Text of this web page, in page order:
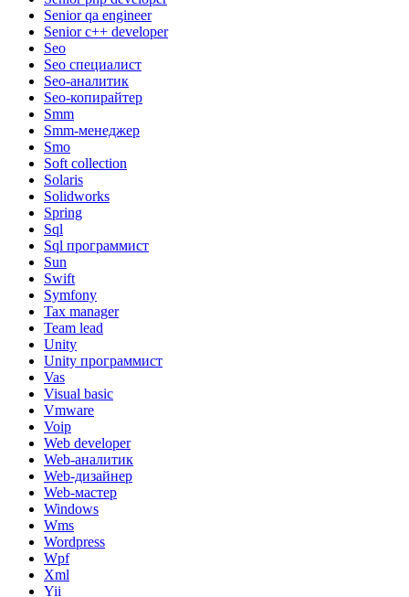
Senior qa engineer
Senior с++ developer
Seo
Seo специалист
Seo-аналитик
Seo-копирайтер
Smm
Smm-менеджер
Smo
Soft collection
Solaris
Solidworks
Spring
Sql
Sql программист
Sun
Swift
Symfony
Tax manager
Team lead
Unity
Unity программист
Vas
Visual basic
Vmware
Voip
Web developer
Web-аналитик
Web-дизайнер
Web-мастер
Windows
Wms
Wordpress
Wpf
Xml
Yii